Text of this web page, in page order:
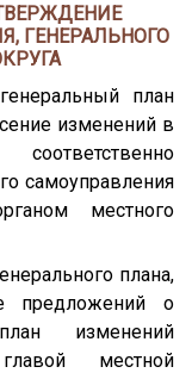
ГЕНЕРАЛЬНОГО
план
изменений в
самоуправления
местного
плана,
предложений о
изменений
местной